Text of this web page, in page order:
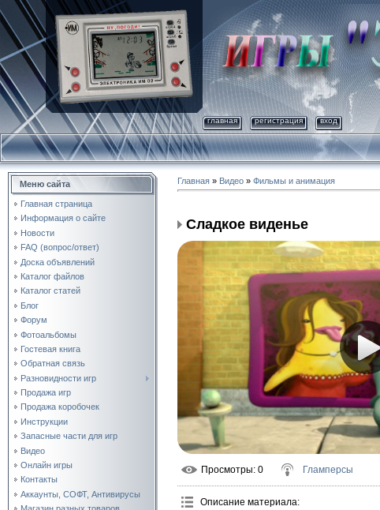
главная регистрация вход
Меню сайта
Главная страница
Информация о сайте
Новости
FAQ (вопрос/ответ)
Доска объявлений
Каталог файлов
Каталог статей
Блог
Форум
Фотоальбомы
Гостевая книга
Обратная связь
Разновидности игр
Продажа игр
Продажа коробочек
Инструкции
Запасные части для игр
Видео
Онлайн игры
Контакты
Аккаунты, СОФТ, Антивирусы
Главная » Видео » Фильмы и анимация
Сладкое виденье
Просмотры: 0 Гламперсы
Описание материала: